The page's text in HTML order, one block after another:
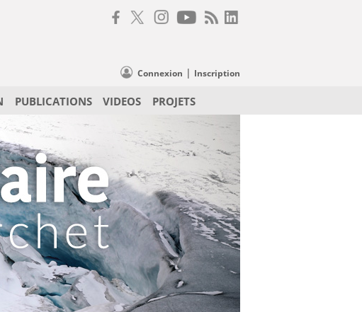
Connexion | Inscription
PUBLICATIONS VIDEOS PROJETS